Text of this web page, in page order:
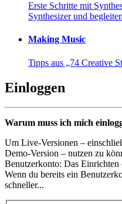
Erste Schritte mit
Synthesizer und
Making Music
Tipps aus „74 Creative
Einloggen
Warum muss ich mich
Um Live-Versionen –
Demo-Version – nutzen zu
Benutzerkonto: Das
Wenn du bereits ein
schneller...